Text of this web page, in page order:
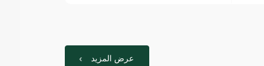
عرض المزيد